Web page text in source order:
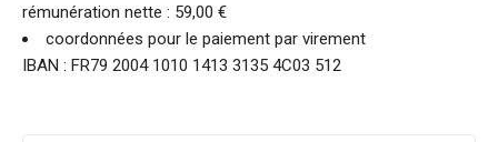
rémunération nette : 59,00 €
coordonnées pour le paiement par virement
IBAN : FR79 2004 1010 1413 3135 4C03 512